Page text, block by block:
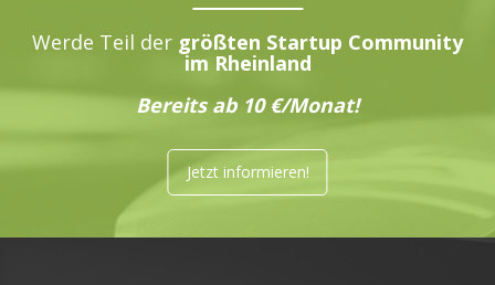
Werde Teil der größten Startup Community
im Rheinland
Bereits ab 10 €/Monat!
Jetzt informieren!